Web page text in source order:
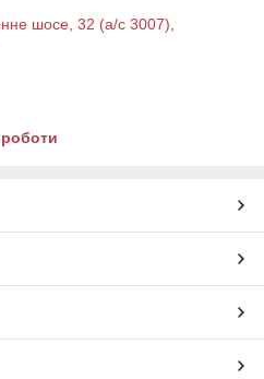
шосе, 32 (а/с 3007),